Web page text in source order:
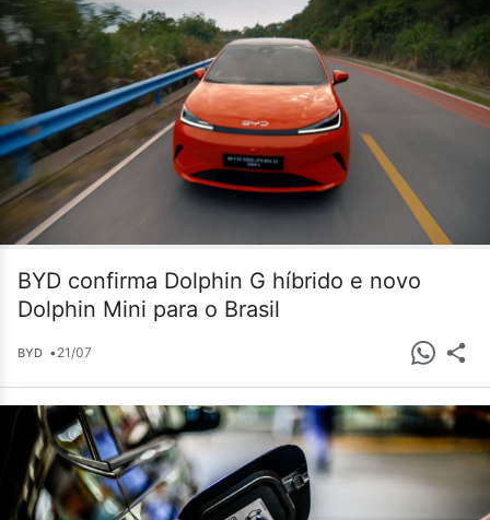
BYD confirma Dolphin G híbrido e novo
Dolphin Mini para o Brasil
BYD •21/07